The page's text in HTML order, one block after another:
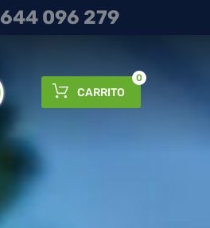
644 096 279
CARRITO
0